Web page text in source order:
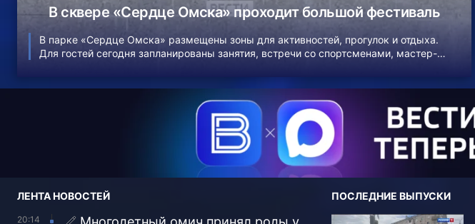
В сквере «Сердце Омска» проходит большой фестиваль
В парке «Сердце Омска» размещены зоны для активностей, прогулок и отдыха.
Для гостей сегодня запланированы занятия, встречи со спортсменами, мастер-
ЛЕНТА НОВОСТЕЙ
20:14
ПОСЛЕДНИЕ ВЫПУСКИ